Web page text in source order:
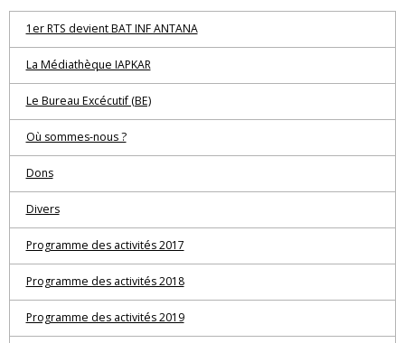
1er RTS devient BAT INF ANTANA
La Médiathèque IAPKAR
Le Bureau Excécutif (BE)
Où sommes-nous ?
Dons
Divers
Programme des activités 2017
Programme des activités 2018
Programme des activités 2019